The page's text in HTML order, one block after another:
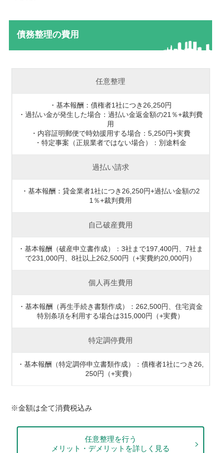
債務整理の費用
任意整理
・基本報酬：債権者1社につき26,250円
・過払い金が発生した場合：過払い金返金額の21％+裁判費
用
・内容証明郵便で時効援用する場合：5,250円+実費
・特定事案（正規業者ではない場合）：別途料金
過払い請求
・基本報酬：貸金業者1社につき26,250円+過払い金額の2
1％+裁判費用
自己破産費用
・基本報酬（破産申立書作成）：3社まで197,400円、7社ま
で231,000円、8社以上262,500円（+実費約20,000円）
個人再生費用
・基本報酬（再生手続き書類作成）：262,500円、住宅資金
特別条項を利用する場合は315,000円（+実費）
特定調停費用
・基本報酬（特定調停申立書類作成）：債権者1社につき26,
250円（+実費）
※金額は全て消費税込み
任意整理を行う
メリット・デメリットを詳しく見る